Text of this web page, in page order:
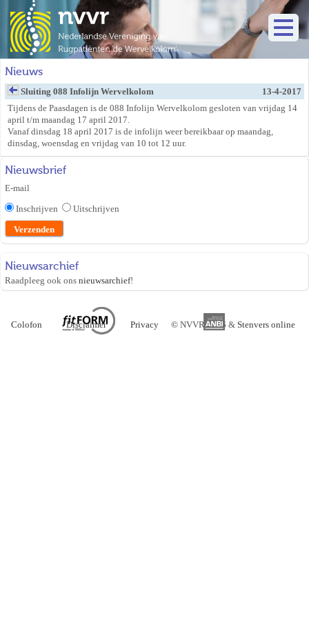
Nieuws
Sluiting 088 Infolijn Wervelkolom
13-4-2017
Tijdens de Paasdagen is de 088 Infolijn Wervelkolom gesloten van vrijdag 14
april t/m maandag 17 april 2017.
Vanaf dinsdag 18 april 2017 is de infolijn weer bereikbaar op maandag,
dinsdag, woensdag en vrijdag van 10 tot 12 uur.
Nieuwsbrief
E-mail
Inschrijven
Uitschrijven
Nieuwsarchief
Raadpleeg ook ons nieuwsarchief!
© NVVR 2026 & Stenvers online
Colofon Disclaimer Privacy